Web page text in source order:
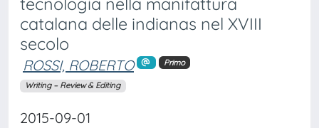
catalana delle indianas nel XVIII
secolo
ROSSI, ROBERTO Primo
Writing – Review & Editing
2015-09-01